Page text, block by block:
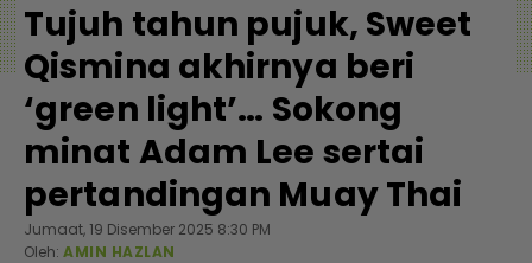
Tujuh tahun pujuk, Sweet
Qismina akhirnya beri
‘green light’… Sokong
minat Adam Lee sertai
pertandingan Muay Thai
Jumaat, 19 Disember 2025 8:30 PM
Oleh: AMIN HAZLAN